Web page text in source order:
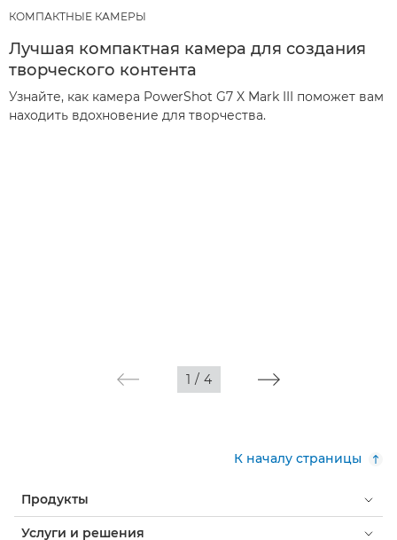
КОМПАКТНЫЕ КАМЕРЫ
Лучшая компактная камера для создания
творческого контента
Узнайте, как камера PowerShot G7 X Mark III поможет вам
находить вдохновение для творчества.
1 / 4
К началу страницы
Продукты
Услуги и решения